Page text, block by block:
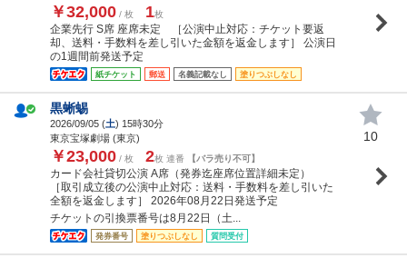
￥32,000 / 枚 1枚
企業先行 S席 座席未定 ［公演中止対応：チケット要返
却、送料・手数料を差し引いた金額を返金します］ 公演日
の1週間前発送予定
紙チケット 郵送 名義記載なし 塗りつぶしなし
黒蜥蜴
2026/09/05 (土) 15時30分
東京宝塚劇場 (東京)
￥23,000 / 枚 2枚 連番 【バラ売り不可】
カード会社貸切公演 A席（発券迄座席位置詳細未定）
［取引成立後の公演中止対応：送料・手数料を差し引いた
全額を返金します］ 2026年08月22日発送予定
チケットの引換票番号は8月22日（土...
発券番号 塗りつぶしなし 質問受付
10